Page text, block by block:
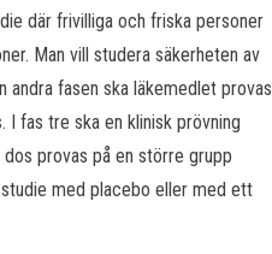
där frivilliga och friska personer
Man vill studera säkerheten av
fasen ska läkemedlet provas
fas tre ska en klinisk prövning
provas på en större grupp
med placebo eller med ett